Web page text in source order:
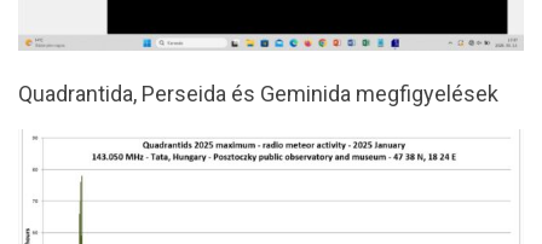
Quadrantida, Perseida és Geminida megfigyelések